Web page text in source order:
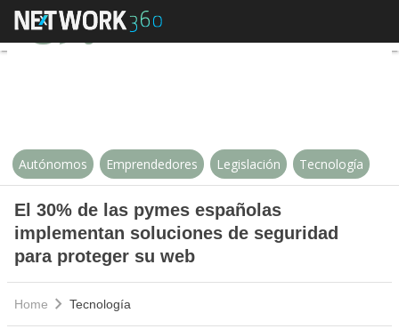
El 30% de las pymes españolas
Autónomos Emprendedores Legislación Tecnología
El 30% de las pymes españolas
implementan soluciones de seguridad
para proteger su web
Home Tecnología